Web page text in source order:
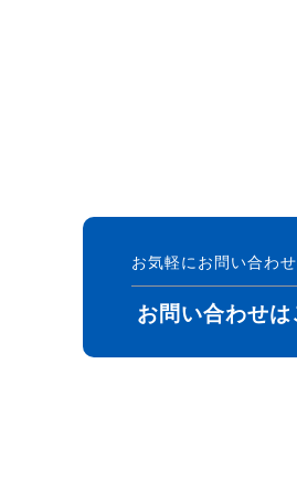
お気軽にお問い合わ
お問い合わせは